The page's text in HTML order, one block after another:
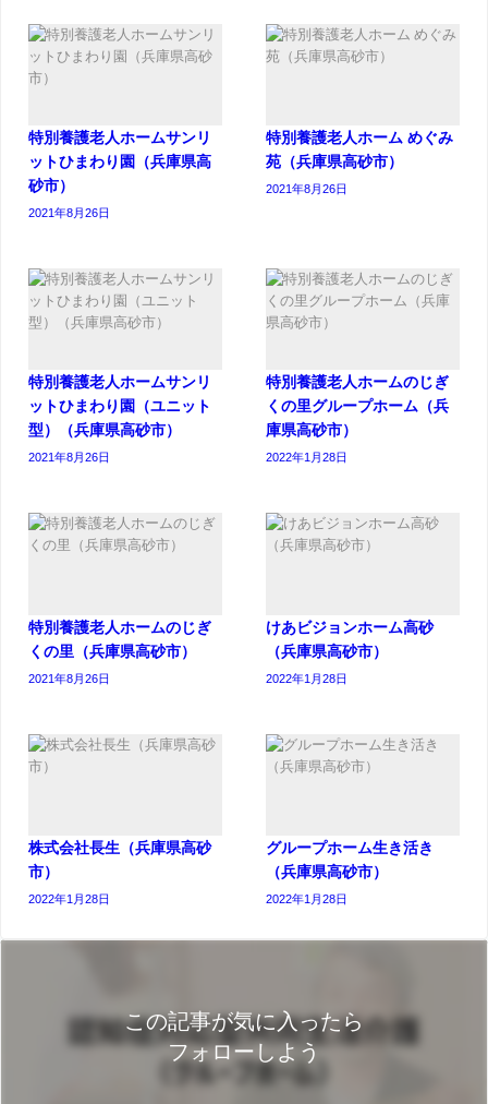
特別養護老人ホームサンリ
ットひまわり園（兵庫県高
砂市）
2021年8月26日
特別養護老人ホーム めぐみ
苑（兵庫県高砂市）
2021年8月26日
特別養護老人ホームサンリ
ットひまわり園（ユニット
型）（兵庫県高砂市）
2021年8月26日
特別養護老人ホームのじぎ
くの里グループホーム（兵
庫県高砂市）
2022年1月28日
特別養護老人ホームのじぎ
くの里（兵庫県高砂市）
2021年8月26日
けあビジョンホーム高砂
（兵庫県高砂市）
2022年1月28日
株式会社長生（兵庫県高砂
市）
2022年1月28日
グループホーム生き活き
（兵庫県高砂市）
2022年1月28日
この記事が気に入ったら
フォローしよう